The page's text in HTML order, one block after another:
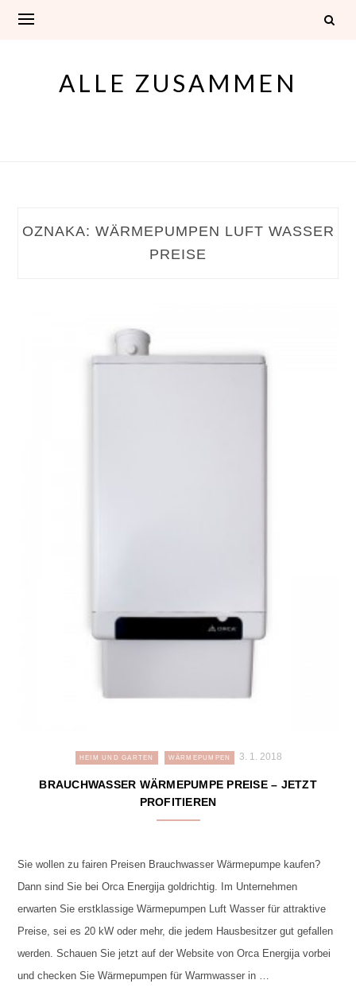
ALLE ZUSAMMEN
OZNAKA: WÄRMEPUMPEN LUFT WASSER
PREISE
HEIM UND GARTEN WÄRMEPUMPEN 3. 1. 2018
BRAUCHWASSER WÄRMEPUMPE PREISE – JETZT
PROFITIEREN
Sie wollen zu fairen Preisen Brauchwasser Wärmepumpe kaufen?
Dann sind Sie bei Orca Energija goldrichtig. Im Unternehmen
erwarten Sie erstklassige Wärmepumpen Luft Wasser für attraktive
Preise, sei es 20 kW oder mehr, die jedem Hausbesitzer gut gefallen
werden. Schauen Sie jetzt auf der Website von Orca Energija vorbei
und checken Sie Wärmepumpen für Warmwasser in …